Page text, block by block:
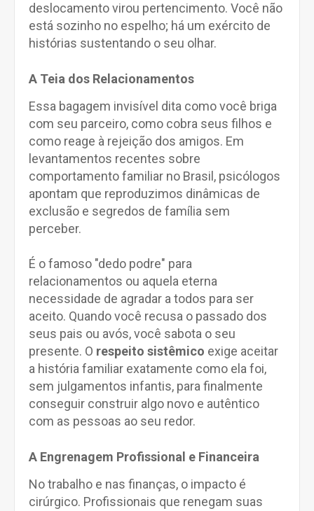
deslocamento virou pertencimento. Você não
está sozinho no espelho; há um exército de
histórias sustentando o seu olhar.
A Teia dos Relacionamentos
Essa bagagem invisível dita como você briga
com seu parceiro, como cobra seus filhos e
como reage à rejeição dos amigos. Em
levantamentos recentes sobre
comportamento familiar no Brasil, psicólogos
apontam que reproduzimos dinâmicas de
exclusão e segredos de família sem
perceber.
É o famoso "dedo podre" para
relacionamentos ou aquela eterna
necessidade de agradar a todos para ser
aceito. Quando você recusa o passado dos
seus pais ou avós, você sabota o seu
presente. O respeito sistêmico exige aceitar
a história familiar exatamente como ela foi,
sem julgamentos infantis, para finalmente
conseguir construir algo novo e autêntico
com as pessoas ao seu redor.
A Engrenagem Profissional e Financeira
No trabalho e nas finanças, o impacto é
cirúrgico. Profissionais que renegam suas